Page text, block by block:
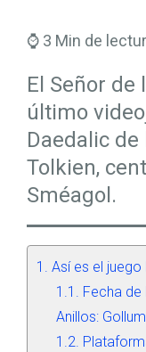
⌚ 3 Min de
El Señor de
último
Daedalic
Tolkien,
Sméagol.
Así es el juego
Fecha de
Anillos: Gollum